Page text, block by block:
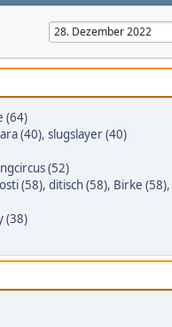
(64)
(40), slugslayer (40)
(52)
(58), ditisch (58), Birke (58),
(38)